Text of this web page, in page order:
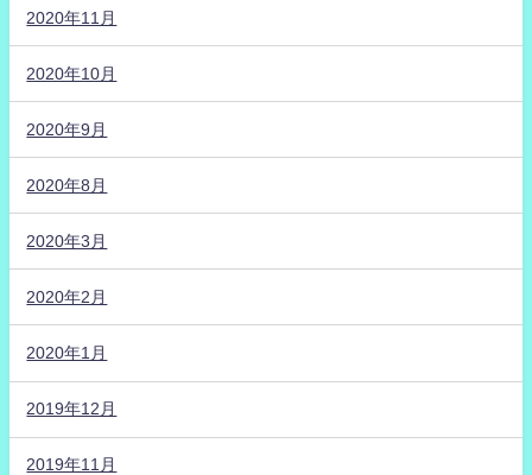
2020年11月
2020年10月
2020年9月
2020年8月
2020年3月
2020年2月
2020年1月
2019年12月
2019年11月